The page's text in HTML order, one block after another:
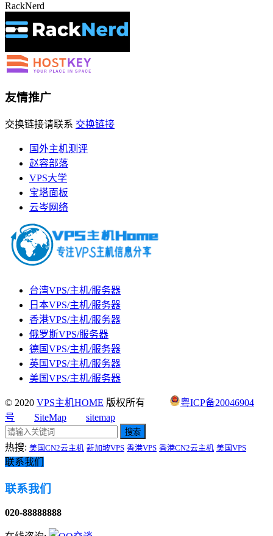
RackNerd
友情推广
交换链接请联系 交换链接
国外主机测评
赵容部落
VPS大学
宝塔面板
云岑网络
台湾VPS/主机/服务器
日本VPS/主机/服务器
香港VPS/主机/服务器
俄罗斯VPS/服务器
德国VPS/主机/服务器
英国VPS/主机/服务器
美国VPS/主机/服务器
© 2020 VPS主机HOME 版权所有
粤ICP备20046904
号
SiteMap sitemap
搜索
热搜: 美国CN2云主机 新加坡VPS 香港VPS 香港CN2云主机 美国VPS
联系我们
联系我们
020-88888888